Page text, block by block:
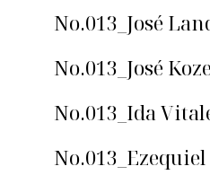
No.013_José
No.013_José
No.013_Ida